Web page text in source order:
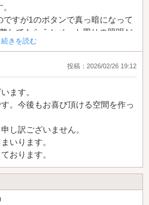
すが1のボタンで真っ暗になって
してもらうかベット周りの照明だ
してもらえると嬉しいです。
いと思います。
続きを読む
投稿：2026/02/26 19:12
ます。
。今後もお喜び頂ける空間を作っ
し訳ございません。
いります。
おります。
のうち2.5